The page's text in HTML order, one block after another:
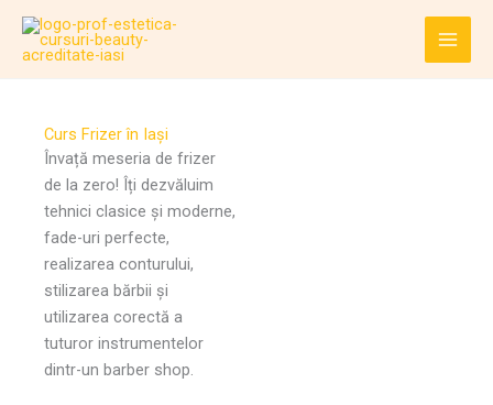
Skip
content
Curs Frizer în Iași
Învață meseria de frizer
de la zero! Îți dezvăluim
tehnici clasice și moderne,
fade-uri perfecte,
realizarea conturului,
stilizarea bărbii și
utilizarea corectă a
tuturor instrumentelor
dintr-un barber shop.